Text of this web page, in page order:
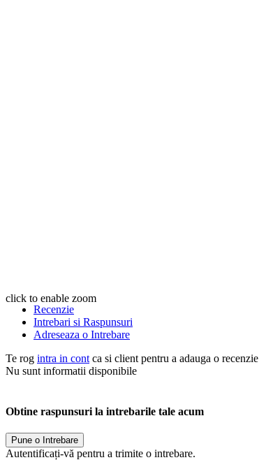
click to enable zoom
Recenzie
Intrebari si Raspunsuri
Adreseaza o Intrebare
Te rog intra in cont ca si client pentru a adauga o recenzie
Nu sunt informatii disponibile
Obtine raspunsuri la intrebarile tale acum
Pune o Intrebare
Autentificați-vă pentru a trimite o intrebare.